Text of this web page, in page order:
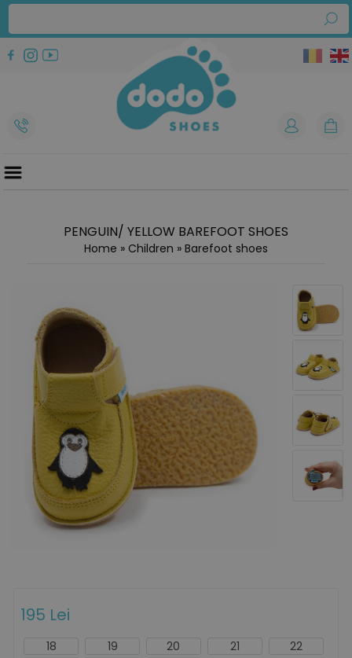
PENGUIN/ YELLOW BAREFOOT SHOES
Home » Children » Barefoot shoes
195 Lei
18 19 20 21
22